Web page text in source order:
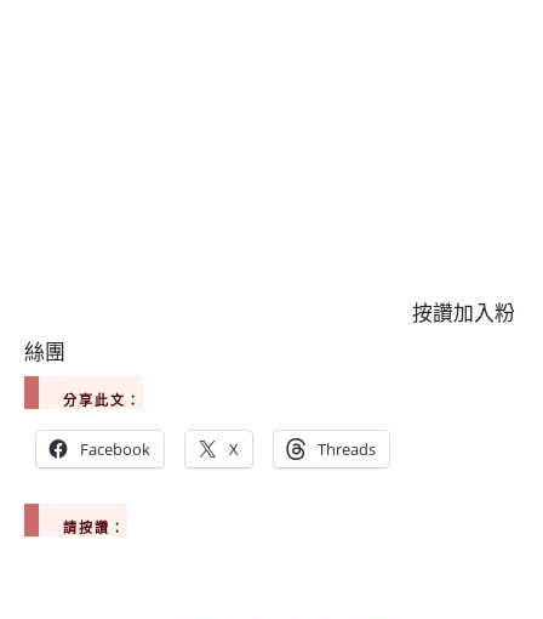
按讚加入粉
絲團
分享此文：
Facebook X Threads
請按讚：